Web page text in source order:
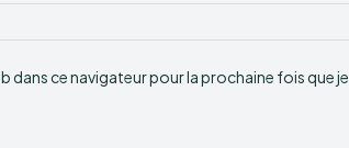
dans ce navigateur pour la prochaine fois que je